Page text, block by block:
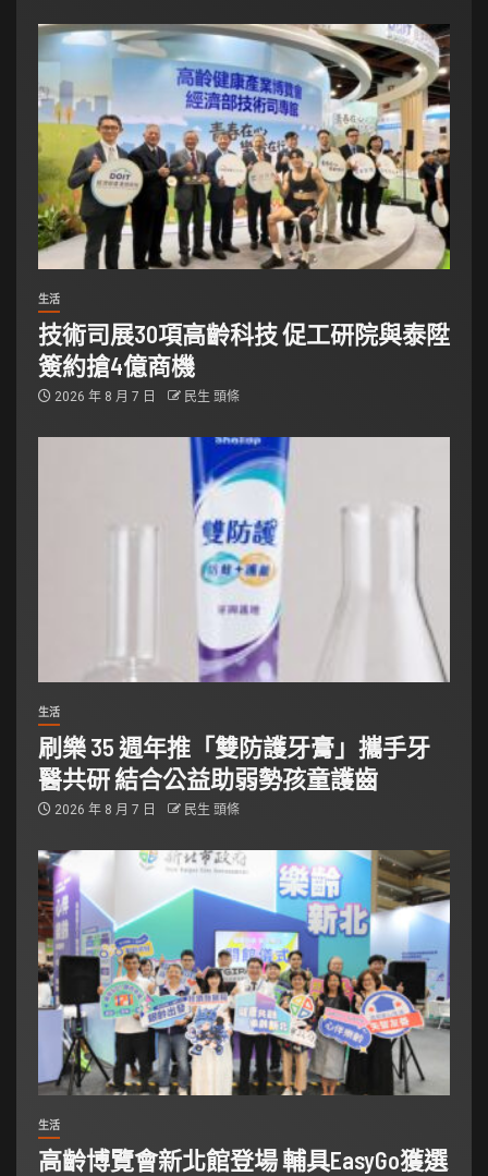
生活
技術司展30項高齡科技 促工研院與泰陞
簽約搶4億商機
2026 年 8 月 7 日 民生 頭條
生活
刷樂 35 週年推「雙防護牙膏」攜手牙
醫共研 結合公益助弱勢孩童護齒
2026 年 8 月 7 日 民生 頭條
生活
高齡博覽會新北館登場 輔具EasyGo獲選